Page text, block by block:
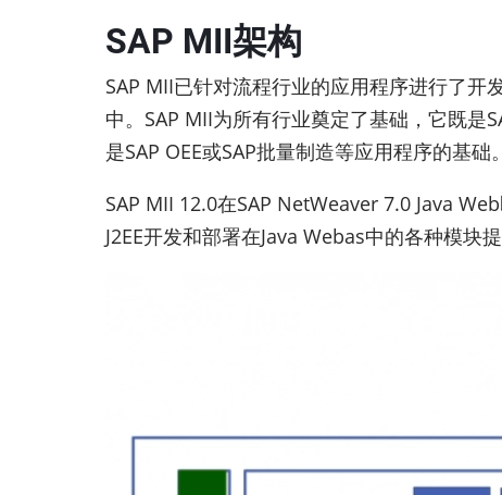
SAP MII架构
SAP MII已针对流程行业的应用程序进行了开
中。SAP MII为所有行业奠定了基础，它既是
是SAP OEE或SAP批量制造等应用程序的基础。
SAP MII 12.0在SAP NetWeaver 7.0 Java
J2EE开发和部署在Java Webas中的各种模块